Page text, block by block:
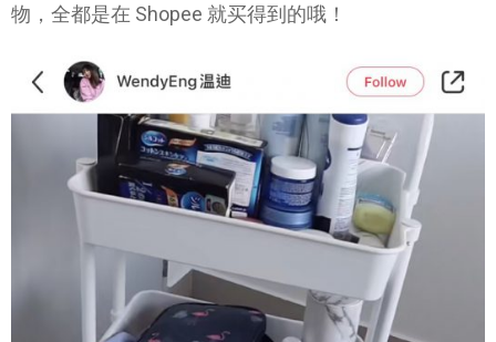
物，全都是在 Shopee 就买得到的哦！